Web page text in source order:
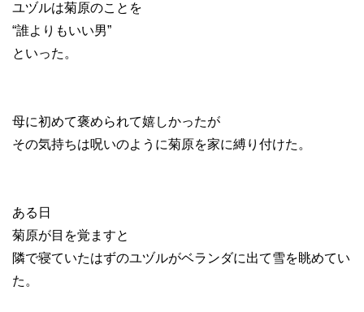
ユヅルは菊原のことを
“誰よりもいい男”
といった。
母に初めて褒められて嬉しかったが
その気持ちは呪いのように菊原を家に縛り付けた。
ある日
菊原が目を覚ますと
隣で寝ていたはずのユヅルがベランダに出て雪を眺めてい
た。